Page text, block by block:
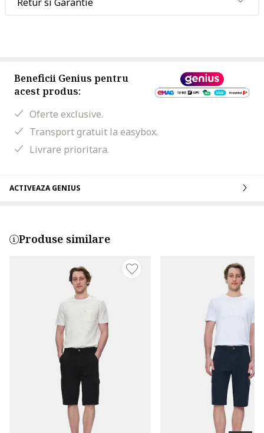
Beneficii Genius pentru
acest produs:
Oferte exclusive.
Transport gratuit la easybox.
Livrare prioritara.
ACTIVEAZA GENIUS
Produse similare